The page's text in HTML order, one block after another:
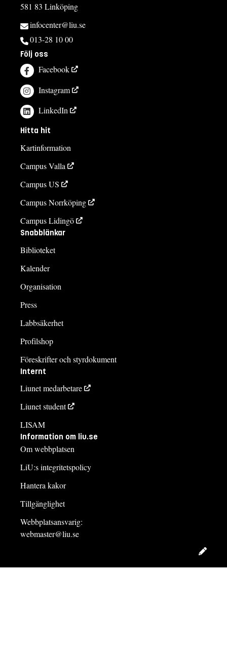
581 83 Linköping
infocenter@liu.se
013-28 10 00
Följ oss
Facebook
Instagram
LinkedIn
Hitta hit
Kartinformation
Campus Valla
Campus US
Campus Norrköping
Campus Lidingö
Snabblänkar
Biblioteket
Kalender
Organisation
Press
Labbsäkerhet
Profilshop
Föreskrifter och styrdokument
Internt
Liunet medarbetare
Liunet student
LISAM
Information om liu.se
Om webbplatsen
LiU:s integritetspolicy
Hantera kakor
Tillgänglighet
Webbplatsansvarig:
webmaster@liu.se